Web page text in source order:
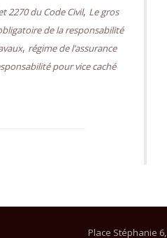
2270 du Code Civil, Le gros
de la responsabilité
, régime de l’assurance
pour vice caché
Place Stéphanie